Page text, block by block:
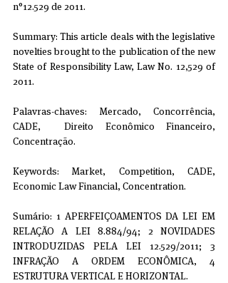
n°12.529 de 2011.
Summary: This article deals with the legislative
novelties brought to the publication of the new
State of Responsibility Law, Law No. 12,529 of
2011.
Palavras-chaves: Mercado, Concorrência,
CADE,  Direito Econômico Financeiro,
Concentração.
Keywords: Market, Competition, CADE,
Economic Law Financial, Concentration.
Sumário: 1 APERFEIÇOAMENTOS DA LEI EM
RELAÇÃO A LEI 8.884/94; 2 NOVIDADES
INTRODUZIDAS PELA LEI 12.529/2011; 3
INFRAÇÃO A ORDEM ECONÔMICA, 4
ESTRUTURA VERTICAL E HORIZONTAL.